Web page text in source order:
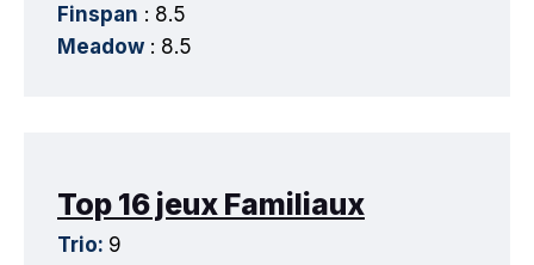
Finspan : 8.5
Meadow : 8.5
Top 16 jeux Familiaux
Trio: 9